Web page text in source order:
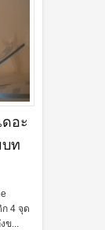
ดอะ
ท
ก 4 จุด
ข...